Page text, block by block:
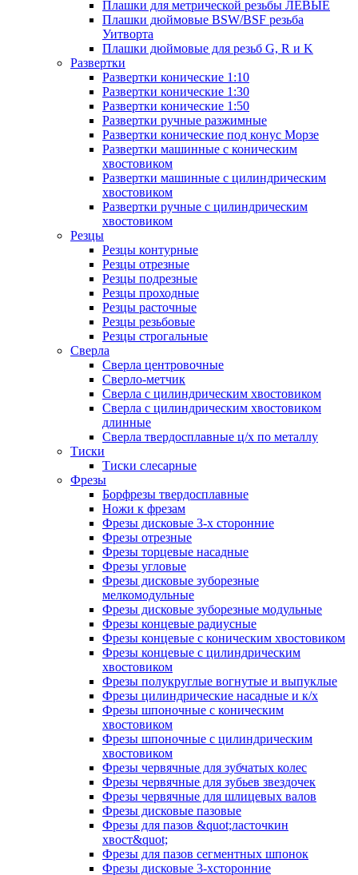
Плашки для метрической резьбы ЛЕВЫЕ
Плашки дюймовые BSW/BSF резьба
Уитворта
Плашки дюймовые для резьб G, R и K
Развертки
Развертки конические 1:10
Развертки конические 1:30
Развертки конические 1:50
Развертки ручные разжимные
Развертки конические под конус Морзе
Развертки машинные с коническим
хвостовиком
Развертки машинные с цилиндрическим
хвостовиком
Развертки ручные с цилиндрическим
хвостовиком
Резцы
Резцы контурные
Резцы отрезные
Резцы подрезные
Резцы проходные
Резцы расточные
Резцы резьбовые
Резцы строгальные
Сверла
Сверла центровочные
Сверло-метчик
Сверла с цилиндрическим хвостовиком
Сверла с цилиндрическим хвостовиком
длинные
Сверла твердосплавные ц/х по металлу
Тиски
Тиски слесарные
Фрезы
Борфрезы твердосплавные
Ножи к фрезам
Фрезы дисковые 3-х сторонние
Фрезы отрезные
Фрезы торцевые насадные
Фрезы угловые
Фрезы дисковые зуборезные
мелкомодульные
Фрезы дисковые зуборезные модульные
Фрезы концевые радиусные
Фрезы концевые с коническим хвостовиком
Фрезы концевые с цилиндрическим
хвостовиком
Фрезы полукруглые вогнутые и выпуклые
Фрезы цилиндрические насадные и к/х
Фрезы шпоночные с коническим
хвостовиком
Фрезы шпоночные с цилиндрическим
хвостовиком
Фрезы червячные для зубчатых колес
Фрезы червячные для зубьев звездочек
Фрезы червячные для шлицевых валов
Фрезы дисковые пазовые
Фрезы для пазов &quot;ласточкин
хвост&quot;
Фрезы для пазов сегментных шпонок
Фрезы дисковые 3-хсторонние